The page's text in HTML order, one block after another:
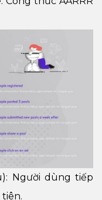
Người dùng tiếp